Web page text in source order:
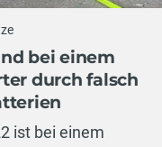
bei einem
durch falsch
ist bei einem